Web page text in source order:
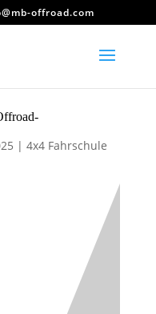
offroad.com
| 4x4 Fahrschule